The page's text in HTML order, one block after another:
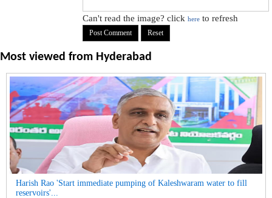
Can't read the image? clickhere to refresh
Most viewed from Hyderabad
Harish Rao 'Start immediate pumping of Kaleshwaram water to fill
reservoirs'...